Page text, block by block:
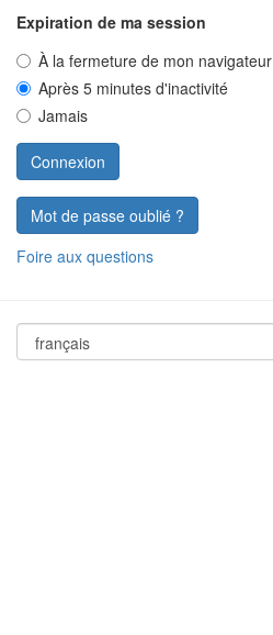
Expiration de ma session
À la fermeture de mon navigateur
Après 5 minutes d'inactivité
Jamais
Mot de passe oublié ?
Foire aux questions